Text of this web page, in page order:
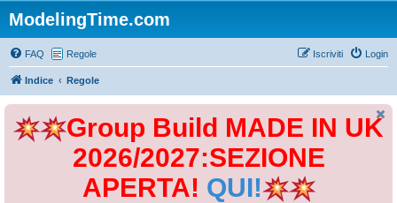
ModelingTime.com
FAQ Regole Login
Iscriviti
Indice Regole
Group Build MADE IN UK
2026/2027:SEZIONE
APERTA! QUI!